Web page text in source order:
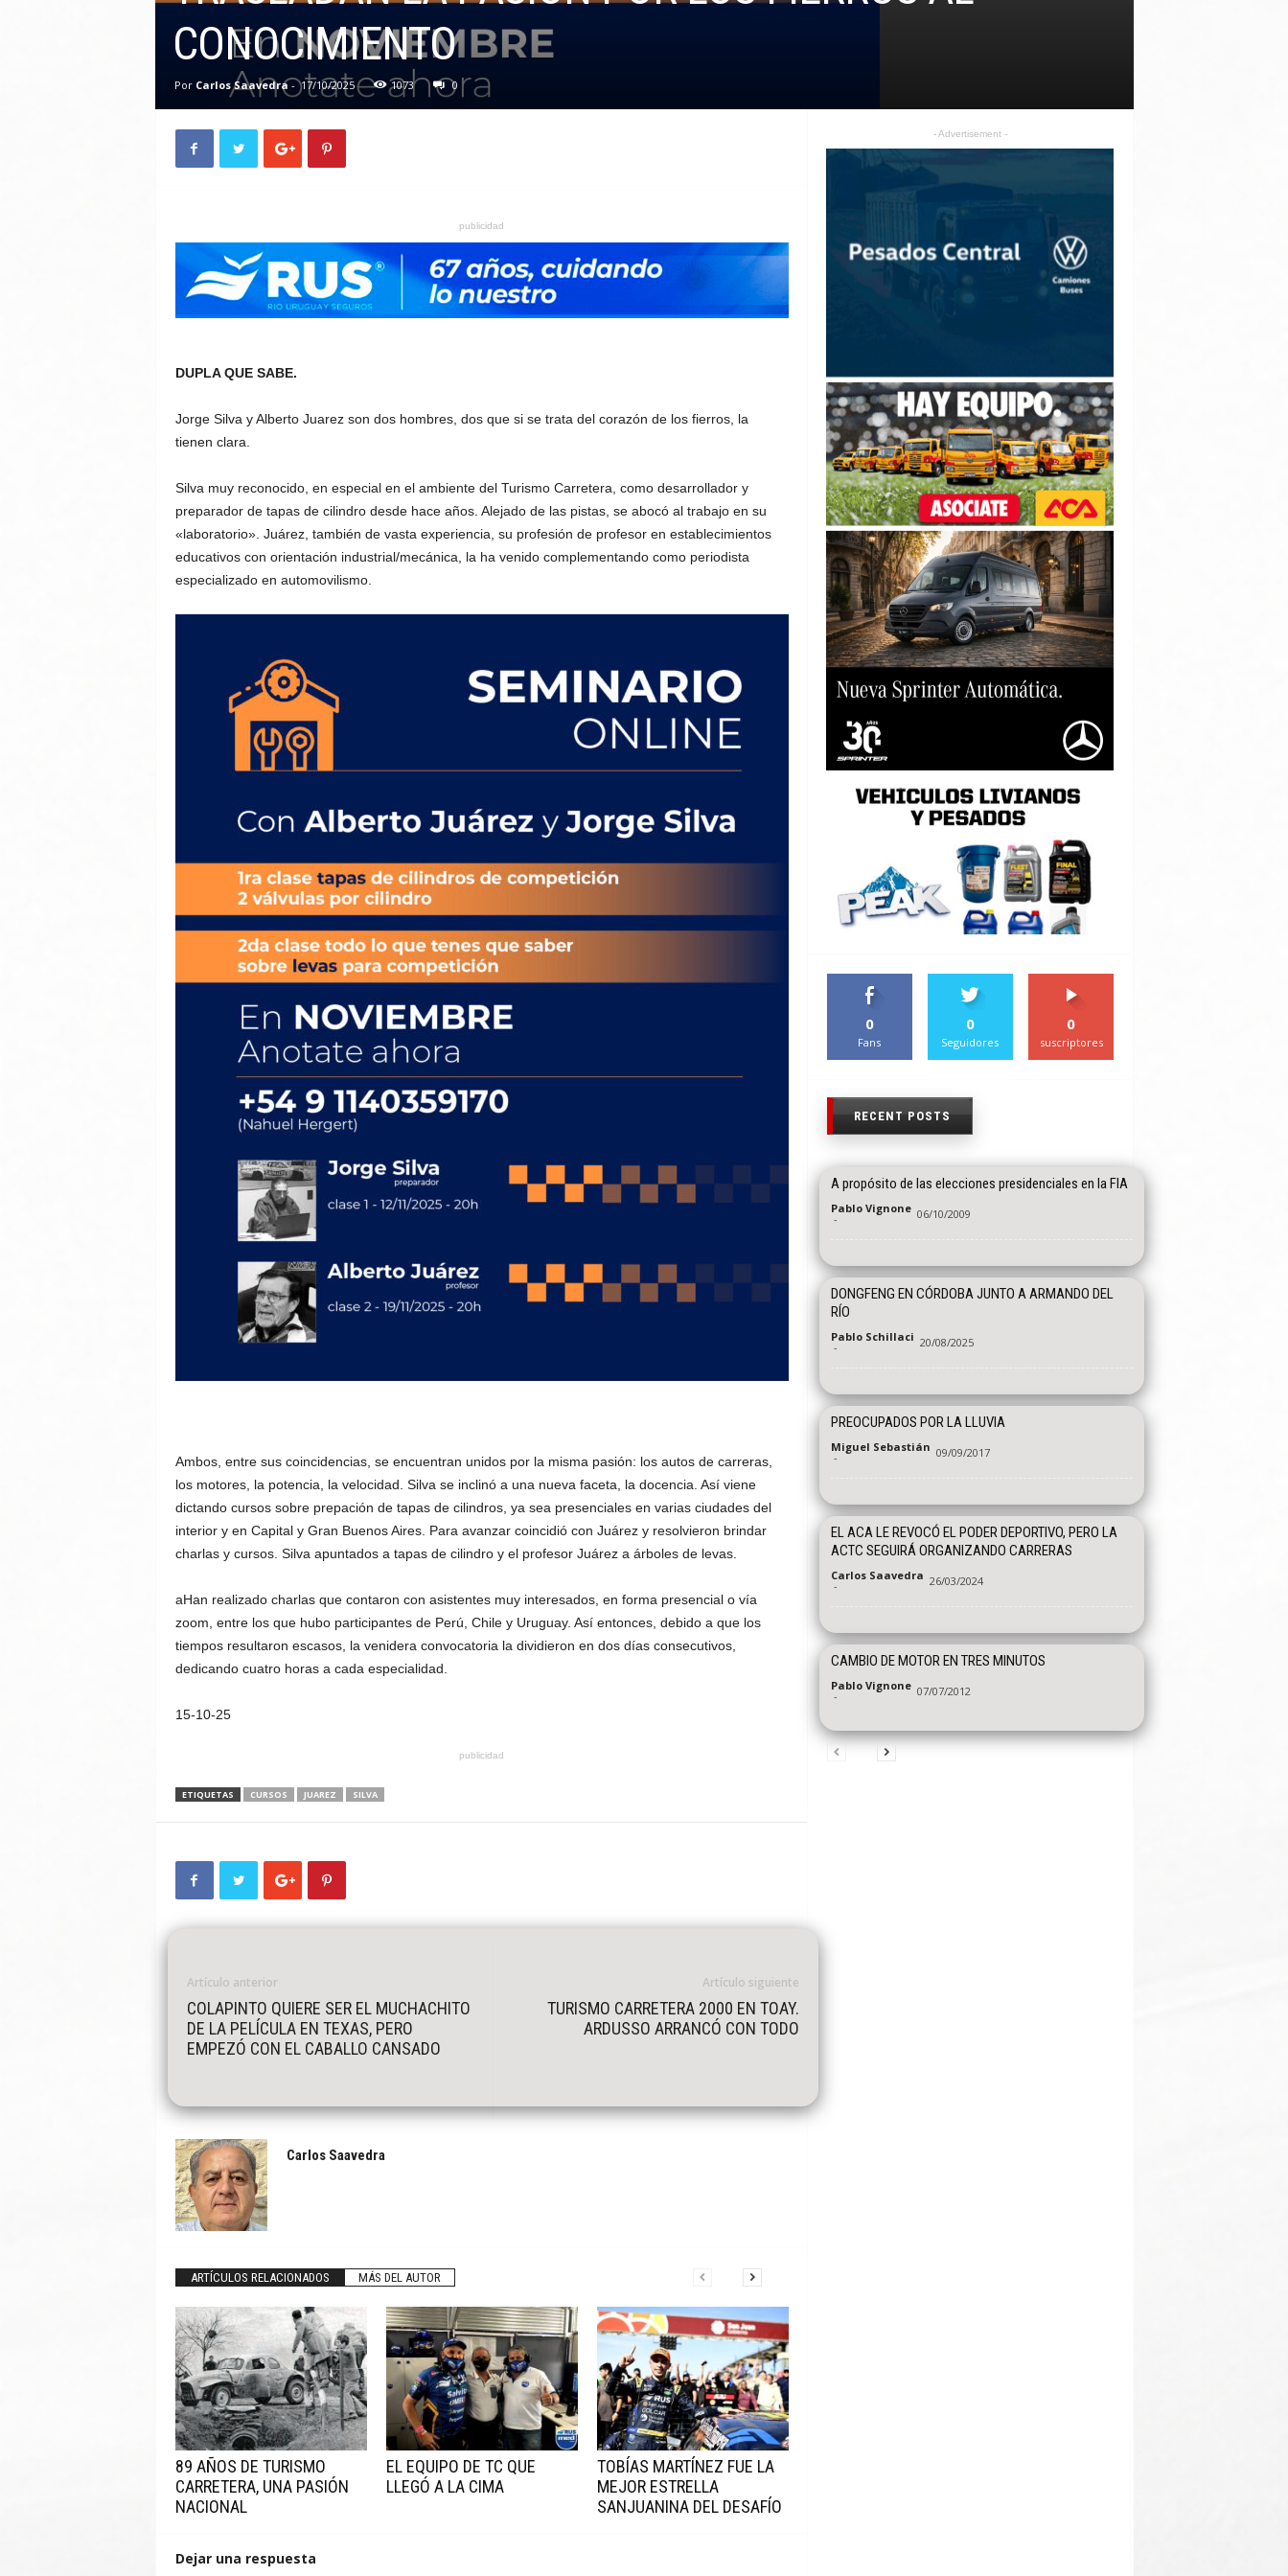
CONOCIMIENTO
Por Carlos Saavedra- 17/10/2025 1073 0
publicidad
DUPLA QUE SABE.
Jorge Silva y Alberto Juarez son dos hombres, dos que si se trata del corazón de los fierros, la
tienen clara.
Silva muy reconocido, en especial en el ambiente del Turismo Carretera, como desarrollador y
preparador de tapas de cilindro desde hace años. Alejado de las pistas, se abocó al trabajo en su
«laboratorio». Juárez, también de vasta experiencia, su profesión de profesor en establecimientos
educativos con orientación industrial/mecánica, la ha venido complementando como periodista
especializado en automovilismo.
Ambos, entre sus coincidencias, se encuentran unidos por la misma pasión: los autos de carreras,
los motores, la potencia, la velocidad. Silva se inclinó a una nueva faceta, la docencia. Así viene
dictando cursos sobre prepación de tapas de cilindros, ya sea presenciales en varias ciudades del
interior y en Capital y Gran Buenos Aires. Para avanzar coincidió con Juárez y resolvieron brindar
charlas y cursos. Silva apuntados a tapas de cilindro y el profesor Juárez a árboles de levas.
aHan realizado charlas que contaron con asistentes muy interesados, en forma presencial o vía
zoom, entre los que hubo participantes de Perú, Chile y Uruguay. Así entonces, debido a que los
tiempos resultaron escasos, la venidera convocatoria la dividieron en dos días consecutivos,
dedicando cuatro horas a cada especialidad.
15-10-25
publicidad
ETIQUETAS CURSOS JUAREZ SILVA
Artículo anterior
COLAPINTO QUIERE SER EL MUCHACHITO
DE LA PELÍCULA EN TEXAS, PERO
EMPEZÓ CON EL CABALLO CANSADO
Artículo siguiente
TURISMO CARRETERA 2000 EN TOAY.
ARDUSSO ARRANCÓ CON TODO
Carlos Saavedra
ARTÍCULOS RELACIONADOS MÁS DEL AUTOR
89 AÑOS DE TURISMO
CARRETERA, UNA PASIÓN
NACIONAL
EL EQUIPO DE TC QUE
LLEGÓ A LA CIMA
TOBÍAS MARTÍNEZ FUE LA
MEJOR ESTRELLA
SANJUANINA DEL DESAFÍO
Dejar una respuesta
- Advertisement -
0
Fans
0
Seguidores
0
suscriptores
RECENT POSTS
A propósito de las elecciones presidenciales en la FIA
Pablo Vignone
- 06/10/2009
DONGFENG EN CÓRDOBA JUNTO A ARMANDO DEL
RÍO
Pablo Schillaci
- 20/08/2025
PREOCUPADOS POR LA LLUVIA
Miguel Sebastián
- 09/09/2017
EL ACA LE REVOCÓ EL PODER DEPORTIVO, PERO LA
ACTC SEGUIRÁ ORGANIZANDO CARRERAS
Carlos Saavedra
- 26/03/2024
CAMBIO DE MOTOR EN TRES MINUTOS
Pablo Vignone
- 07/07/2012